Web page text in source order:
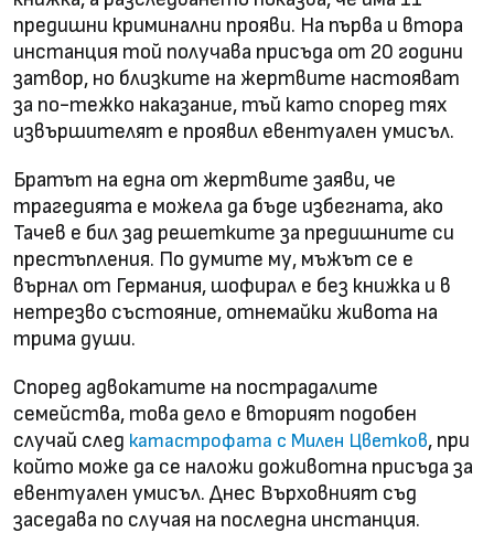
предишни криминални прояви. На първа и втора
инстанция той получава присъда от 20 години
затвор, но близките на жертвите настояват
за по-тежко наказание, тъй като според тях
извършителят е проявил евентуален умисъл.
Братът на една от жертвите заяви, че
трагедията е можела да бъде избегната, ако
Тачев е бил зад решетките за предишните си
престъпления. По думите му, мъжът се е
върнал от Германия, шофирал е без книжка и в
нетрезво състояние, отнемайки живота на
трима души.
Според адвокатите на пострадалите
семейства, това дело е вторият подобен
случай след катастрофата с Милен Цветков, при
който може да се наложи доживотна присъда за
евентуален умисъл. Днес Върховният съд
заседава по случая на последна инстанция.